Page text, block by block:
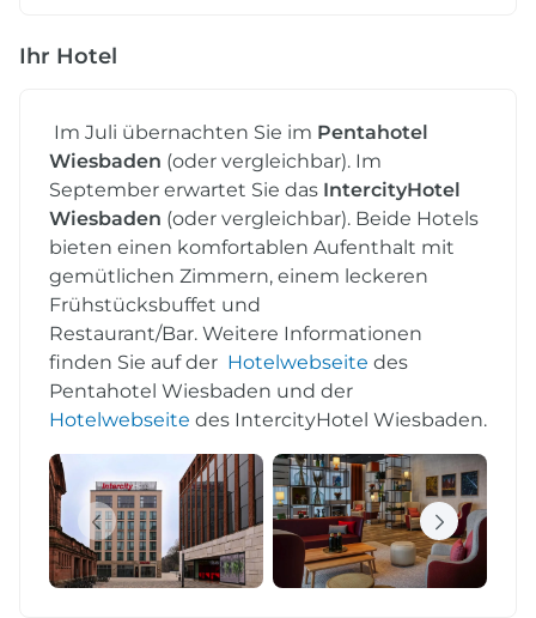
Ihr Hotel
Im Juli übernachten Sie im Pentahotel
Wiesbaden (oder vergleichbar). Im
September erwartet Sie das IntercityHotel
Wiesbaden (oder vergleichbar). Beide Hotels
bieten einen komfortablen Aufenthalt mit
gemütlichen Zimmern, einem leckeren
Frühstücksbuffet und
Restaurant/Bar. Weitere Informationen
finden Sie auf der Hotelwebseite des
Pentahotel Wiesbaden und der
Hotelwebseite des IntercityHotel Wiesbaden.